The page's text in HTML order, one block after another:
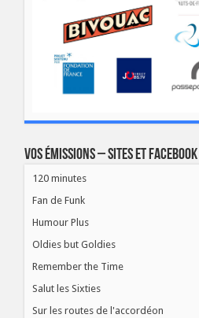
Vos émissions – Sites et Facebook
120 minutes
Fan de Funk
Humour Plus
Oldies but Goldies
Remember the Time
Salut les Sixties
Sur les routes de l'accordéon